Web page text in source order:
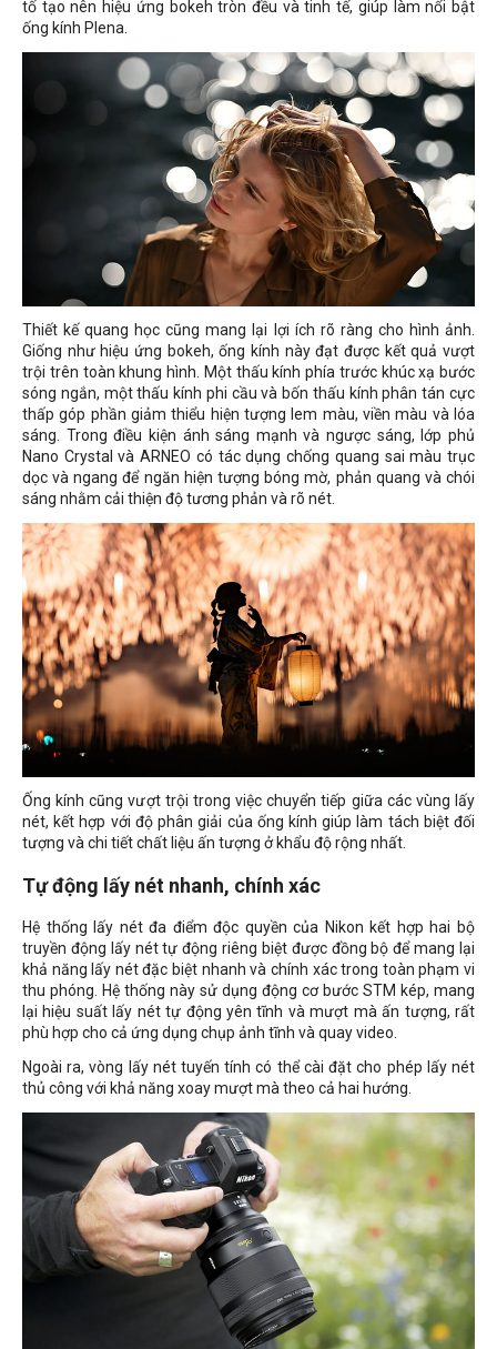
tố tạo nên hiệu ứng bokeh tròn đều và tinh tế, giúp làm nổi bật
ống kính Plena.
Thiết kế quang học cũng mang lại lợi ích rõ ràng cho hình ảnh.
Giống như hiệu ứng bokeh, ống kính này đạt được kết quả vượt
trội trên toàn khung hình. Một thấu kính phía trước khúc xạ bước
sóng ngắn, một thấu kính phi cầu và bốn thấu kính phân tán cực
thấp góp phần giảm thiểu hiện tượng lem màu, viền màu và lóa
sáng. Trong điều kiện ánh sáng mạnh và ngược sáng, lớp phủ
Nano Crystal và ARNEO có tác dụng chống quang sai màu trục
dọc và ngang để ngăn hiện tượng bóng mờ, phản quang và chói
sáng nhằm cải thiện độ tương phản và rõ nét.
Ống kính cũng vượt trội trong việc chuyển tiếp giữa các vùng lấy
nét, kết hợp với độ phân giải của ống kính giúp làm tách biệt đối
tượng và chi tiết chất liệu ấn tượng ở khẩu độ rộng nhất.
Tự động lấy nét nhanh, chính xác
Hệ thống lấy nét đa điểm độc quyền của Nikon kết hợp hai bộ
truyền động lấy nét tự động riêng biệt được đồng bộ để mang lại
khả năng lấy nét đặc biệt nhanh và chính xác trong toàn phạm vi
thu phóng. Hệ thống này sử dụng động cơ bước STM kép, mang
lại hiệu suất lấy nét tự động yên tĩnh và mượt mà ấn tượng, rất
phù hợp cho cả ứng dụng chụp ảnh tĩnh và quay video.
Ngoài ra, vòng lấy nét tuyến tính có thể cài đặt cho phép lấy nét
thủ công với khả năng xoay mượt mà theo cả hai hướng.